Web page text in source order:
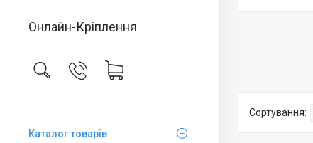
Онлайн-Кріплення
Каталог товарів